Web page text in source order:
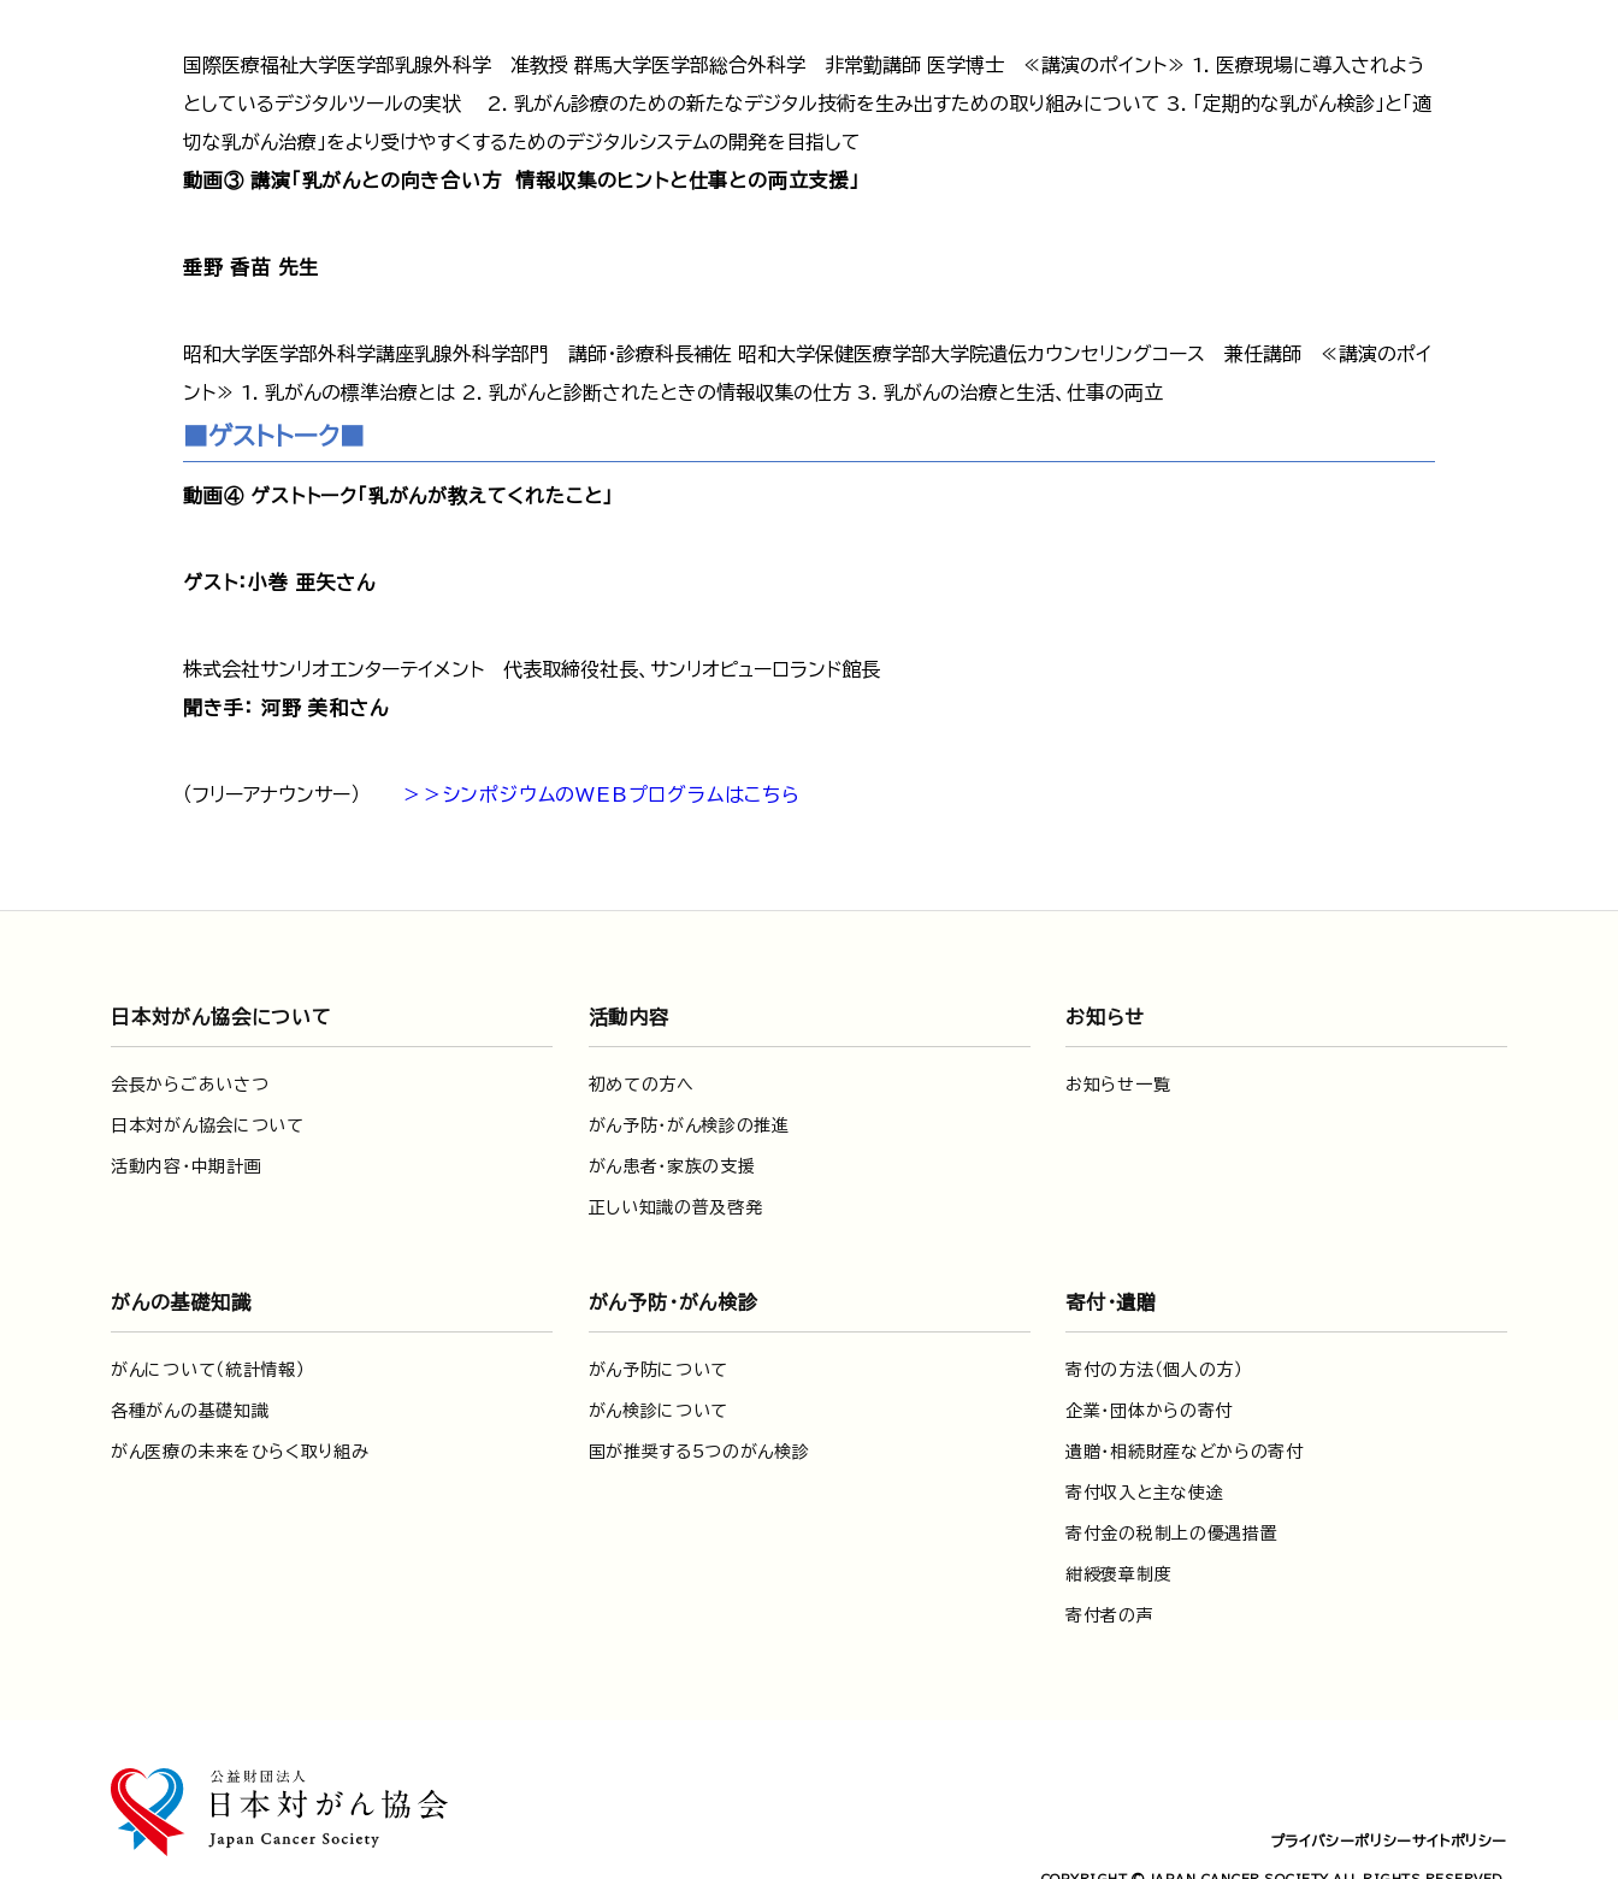
国際医療福祉大学医学部乳腺外科学 准教授 群馬大学医学部総合外科学 非常勤講師 医学博士 ≪講演のポイント≫ 1. 医療現場に導入されよう
としているデジタルツールの実状 2. 乳がん診療のための新たなデジタル技術を生み出すための取り組みについて 3. 「定期的な乳がん検診」と「適
切な乳がん治療」をより受けやすくするためのデジタルシステムの開発を目指して
動画③ 講演「乳がんとの向き合い方 情報収集のヒントと仕事との両立支援」
垂野 香苗 先生
昭和大学医学部外科学講座乳腺外科学部門 講師・診療科長補佐 昭和大学保健医療学部大学院遺伝カウンセリングコース 兼任講師 ≪講演のポイ
ント≫ 1. 乳がんの標準治療とは 2. 乳がんと診断されたときの情報収集の仕方 3. 乳がんの治療と生活、仕事の両立
■ゲストトーク■
動画④ ゲストトーク「乳がんが教えてくれたこと」
ゲスト：小巻 亜矢さん
株式会社サンリオエンターテイメント 代表取締役社長、サンリオピューロランド館長
聞き手： 河野 美和さん
（フリーアナウンサー） ＞＞シンポジウムのWEBプログラムはこちら
日本対がん協会について
会長からごあいさつ
日本対がん協会について
活動内容・中期計画
活動内容
初めての方へ
がん予防・がん検診の推進
がん患者・家族の支援
正しい知識の普及啓発
お知らせ
お知らせ一覧
がんの基礎知識
がんについて（統計情報）
各種がんの基礎知識
がん医療の未来をひらく取り組み
がん予防・がん検診
がん予防について
がん検診について
国が推奨する5つのがん検診
寄付・遺贈
寄付の方法（個人の方）
企業・団体からの寄付
遺贈・相続財産などからの寄付
寄付収入と主な使途
寄付金の税制上の優遇措置
紺綬褒章制度
寄付者の声
プライバシーポリシーサイトポリシー